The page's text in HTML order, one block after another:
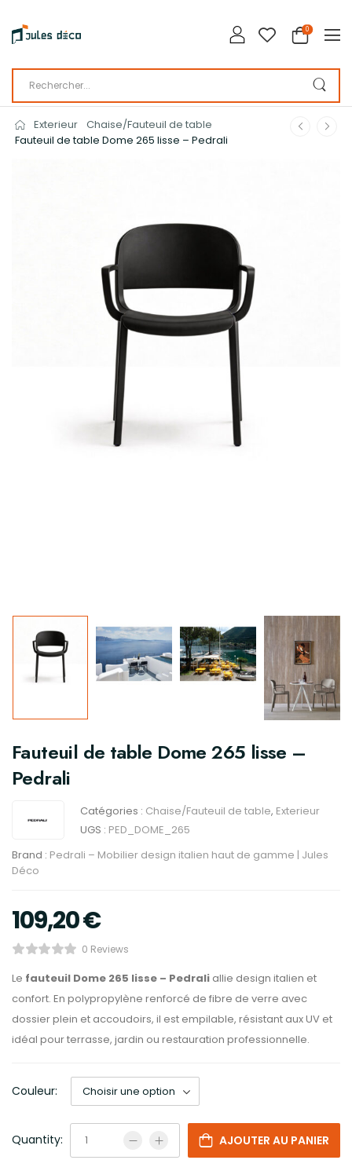
0
Exterieur Chaise/Fauteuil de table
Fauteuil de table Dome 265 lisse – Pedrali
Fauteuil de table Dome 265 lisse –
Pedrali
Catégories : Chaise/Fauteuil de table, Exterieur
UGS : PED_DOME_265
Brand : Pedrali – Mobilier design italien haut de gamme | Jules
Déco
109,20€
0 Reviews
Le fauteuil Dome 265 lisse – Pedrali allie design italien et
confort. En polypropylène renforcé de fibre de verre avec
dossier plein et accoudoirs, il est empilable, résistant aux UV et
idéal pour terrasse, jardin ou restauration professionnelle.
Couleur:
Quantity: AJOUTER AU PANIER